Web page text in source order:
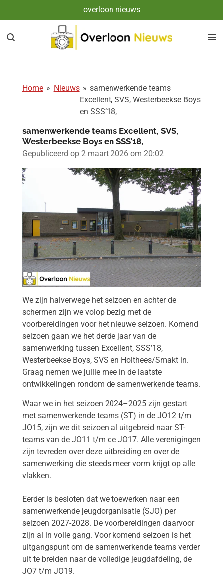
direct
naar
overloon nieuws
Home » Nieuws » samenwerkende teams
Excellent, SVS, Westerbeekse Boys
en SSS’18,
samenwerkende teams Excellent, SVS,
Westerbeekse Boys en SSS’18,
Gepubliceerd op 2 maart 2026 om 20:02
We zijn halverwege het seizoen en achter de
schermen zijn we volop bezig met de
voorbereidingen voor het nieuwe seizoen. Komend
seizoen gaan we het derde jaar van de
samenwerking tussen Excellent, SSS’18,
Westerbeekse Boys, SVS en Holthees/Smakt in.
Graag nemen we jullie mee in de laatste
ontwikkelingen rondom de samenwerkende teams.
Waar we in het seizoen 2024–2025 zijn gestart
met samenwerkende teams (ST) in de JO12 t/m
JO15, zijn we dit seizoen al uitgebreid naar ST-
teams van de JO11 t/m de JO17. Alle verenigingen
zijn tevreden over deze uitbreiding en over de
samenwerking die steeds meer vorm krijgt op alle
vlakken.
Eerder is besloten dat we toewerken naar een
samenwerkende jeugdorganisatie (SJO) per
seizoen 2027-2028. De voorbereidingen daarvoor
zijn al in volle gang. Voor komend seizoen is het
uitgangspunt om de samenwerkende teams verder
uit te breiden naar de volledige jeugdafdeling, de
JO7 t/m JO19.